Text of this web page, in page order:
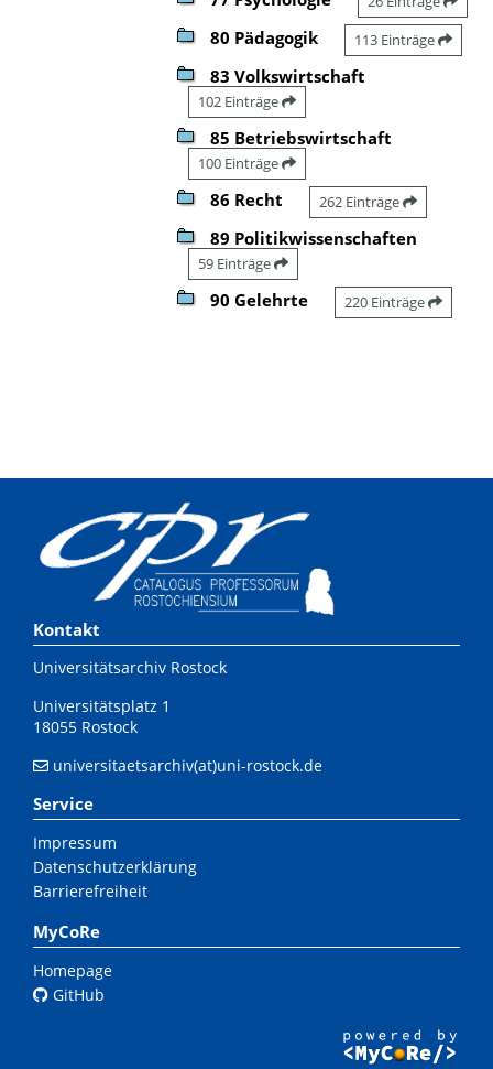
80 Pädagogik 113 Einträge
83 Volkswirtschaft
102 Einträge
85 Betriebswirtschaft
100 Einträge
86 Recht 262 Einträge
89 Politikwissenschaften
59 Einträge
90 Gelehrte 220 Einträge
Kontakt
Universitätsarchiv Rostock
Universitätsplatz 1
18055 Rostock
universitaetsarchiv(at)uni-rostock.de
Service
Impressum
Datenschutzerklärung
Barrierefreiheit
MyCoRe
Homepage
GitHub